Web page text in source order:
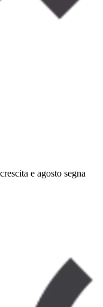
e agosto segna